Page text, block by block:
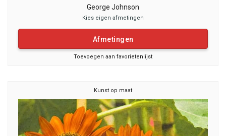
George Johnson
Kies eigen afmetingen
Afmetingen
Toevoegen aan favorietenlijst
Kunst op maat